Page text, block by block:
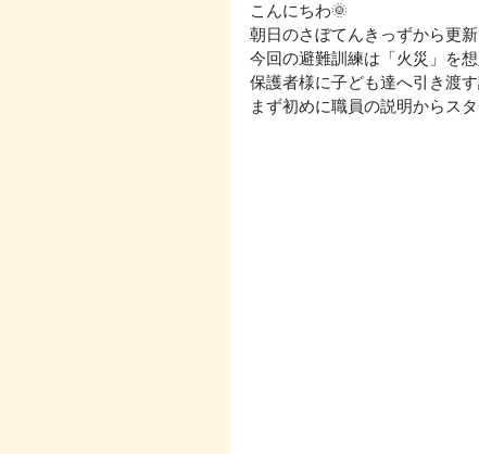
こんにちわ🌞
朝日のさぼてんきっずから更
今回の避難訓練は「火災」を
保護者様に子ども達へ引き渡
まず初めに職員の説明からス